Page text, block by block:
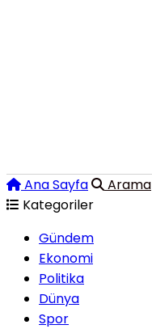
Ana Sayfa Arama
Kategoriler
Gündem
Ekonomi
Politika
Dünya
Spor